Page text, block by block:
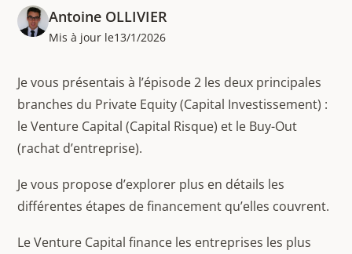
Antoine OLLIVIER
Mis à jour le13/1/2026
Je vous présentais à l’épisode 2 les deux principales
branches du Private Equity (Capital Investissement) :
le Venture Capital (Capital Risque) et le Buy-Out
(rachat d’entreprise).
Je vous propose d’explorer plus en détails les
différentes étapes de financement qu’elles couvrent.
Le Venture Capital finance les entreprises les plus